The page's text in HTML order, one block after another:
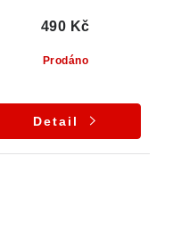
Prodáno
490 Kč
Detail